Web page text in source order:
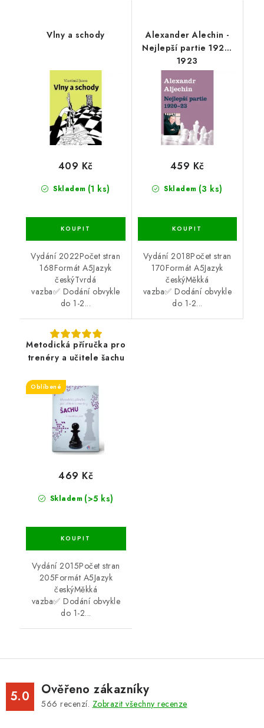
Vlny a schody
Skladem (1 ks)
409 Kč
Vydání 2022Počet stran
168Formát A5Jazyk
českýTvrdá
vazba✅ Dodání obvykle
do 1-2...
Alexander Alechin -
Nejlepší partie 1920-
1923
Skladem (3 ks)
459 Kč
Vydání 2018Počet stran
170Formát A5Jazyk
českýMěkká
vazba✅ Dodání obvykle
do 1-2...
Metodická příručka pro
trenéry a učitele šachu
Oblíbené
Skladem (>5 ks)
469 Kč
Vydání 2015Počet stran
205Formát A5Jazyk
českýMěkká
vazba✅ Dodání obvykle
do 1-2...
5.0 Ověřeno zákazníky
566 recenzí. Zobrazit všechny recenze